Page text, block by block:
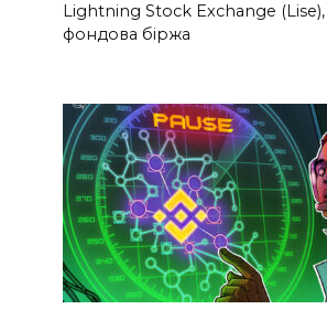
Lightning Stock Exchange
фондова біржа